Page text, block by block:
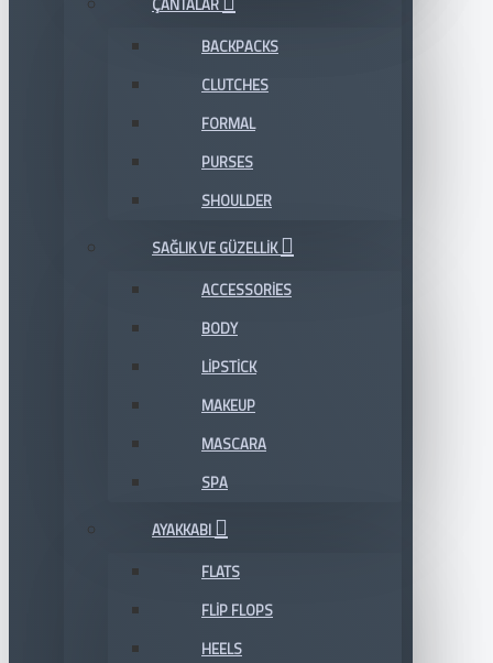
ÇANTALAR
BACKPACKS
CLUTCHES
FORMAL
PURSES
SHOULDER
SAĞLIK VE GÜZELLIK
ACCESSORIES
BODY
LIPSTICK
MAKEUP
MASCARA
SPA
AYAKKABI
FLATS
FLIP FLOPS
HEELS